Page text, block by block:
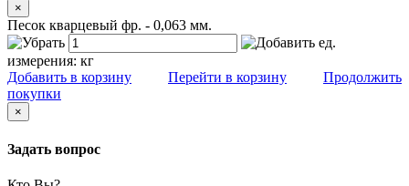
×
Песок кварцевый фр. - 0,063 мм.
ед.
измерения: кг
Добавить в корзину
Перейти в корзину
Продолжить
покупки
×
Задать вопрос